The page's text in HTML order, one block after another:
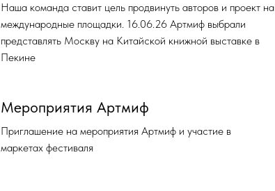
Наша команда ставит цель продвинуть авторов и проект на
международные площадки. 16.06.26 Артмиф выбрали
представлять Москву на Китайской книжной выставке в
Пекине
Мероприятия Артмиф
Приглашение на мероприятия Артмиф и участие в
маркетах фестиваля